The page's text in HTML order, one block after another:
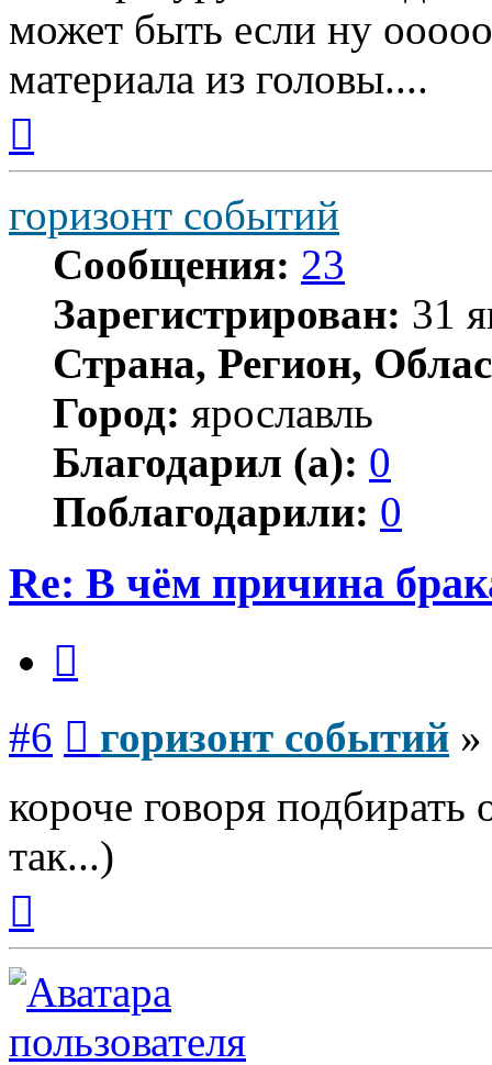
может быть если ну
материала из головы....
началу
горизонт событий
Сообщения: 23
Зарегистрирован: 31
Страна, Регион,
Город: ярославль
Благодарил (а): 0
Поблагодарили: 0
Re: В чём причина
#6 горизонт событий »
короче говоря
так...)
началу